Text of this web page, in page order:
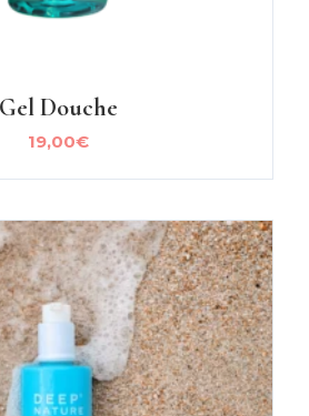
Gel Douche
19,00€